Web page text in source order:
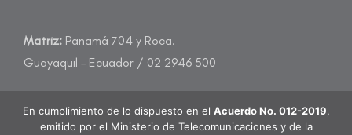
Matriz: Panamá 704 y Roca.
Guayaquil – Ecuador / 02 2946 500
atencioncliente@banecuador.fin.ec
En cumplimiento de lo dispuesto en el Acuerdo No. 012-2019,
emitido por el Ministerio de Telecomunicaciones y de la